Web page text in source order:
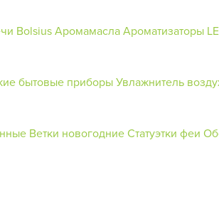
BolsiusАромамаслаАроматизаторы
бытовые приборыУвлажнитель
Ветки новогодниеСтатуэтки феи